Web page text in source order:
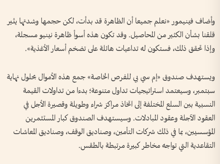
وأضاف فينيمور «نعلم جميعا أن الظاهرة قد بدأت، لكن حجمها وشدتها يثير
قلقنا بشأن الكثير من المحاصيل. وقد تكون هذه أسوأ ظاهرة نينيو مسجلة،
وإذا تحقق ذلك، فستكون له تداعيات هائلة على تضخم أسعار الأغذية».
ويستهدف صندوق «إم سي بي للفرص الخاصة» جمع هذه الأموال بحلول نهاية
سبتمبر، وسيعتمد استراتيجيات تداول متنوعة؛ بدءا من تداولات القيمة
النسبية بين السلع المختلفة إلى اتخاذ مراكز شراء وطويلة وقصيرة الأجل في
العقود الآجلة وعقود المبادلات. وسيستهدف الصندوق كبار المستثمرين
المؤسسيين، بما في ذلك شركات التأمين، وصناديق الوقف، وصناديق المعاشات
التقاعدية التي تواجه مخاطر كبيرة مرتبطة بالطقس.